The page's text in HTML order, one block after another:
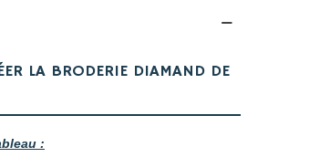
LA BRODERIE DIAMAND DE
: